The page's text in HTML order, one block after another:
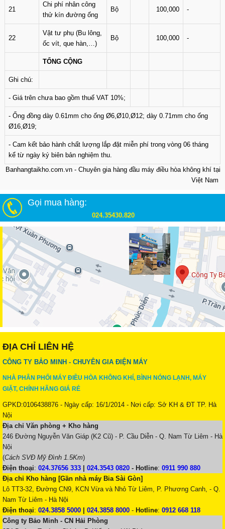
21
Chi phí nhân công
thử kín đường ống
Bộ 100,000 -
22
Vật tư phụ (Bu lông,
ốc vít, que hàn,…)
Bộ 100,000 -
TỔNG CỘNG
Ghi chú:
- Giá trên chưa bao gồm thuế VAT 10%;
- Ống đồng dày 0.61mm cho ống Ø6,Ø10,Ø12; dày 0.71mm cho ống
Ø16,Ø19;
- Cam kết bảo hành chất lượng lắp đặt miễn phí trong vòng 06 tháng
kể từ ngày ký biên bản nghiệm thu.
Banhangtaikho.com.vn - Chuyên gia hàng đầu máy điều hòa không khí tại
Việt Nam
Gọi mua hàng:
024.35430.820
ĐỊA CHỈ LIÊN HỆ
CÔNG TY BẢO MINH - CHUYÊN GIA ĐIỆN MÁY
NHÀ PHÂN PHỐI MÁY ĐIỀU HÒA KHÔNG KHÍ, BÌNH NÓNG LẠNH, MÁY
GIẶT, CHÍNH HÃNG GIÁ RẺ
GPKD:0106438876 - Ngày cấp: 16/1/2014 - Nơi cấp: Sở KH & ĐT TP. Hà
Nội
Địa chỉ Văn phòng + Kho hàng
246 Đường Nguyễn Văn Giáp (K2 Cũ) - P. Cầu Diễn - Q. Nam Từ Liêm - Hà
Nội
(Cách SVĐ Mỹ Đình 1.5Km)
Điện thoại: 024.37656 333 024.3543 0820 - Hotline: 0911 990 880
Địa chỉ Kho hàng [Gần nhà máy Bia Sài Gòn]
Lô TT3-32, Đường CN9, KCN Vừa và Nhỏ Từ Liêm, P. Phương Canh, - Q.
Nam Từ Liêm - Hà Nội
Điện thoại: 024.3858 5000 024.3858 8000 - Hotline: 0912 668 118
Công ty Bảo Minh - CN Hải Phòng